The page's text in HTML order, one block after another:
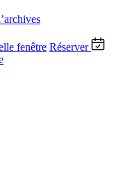
fenêtre Réserver